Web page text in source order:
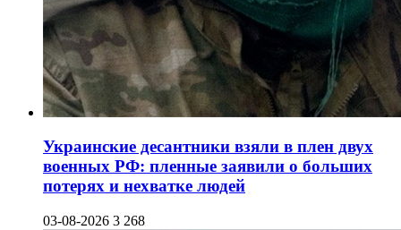
Украинские десантники взяли в плен двух
военных РФ: пленные заявили о больших
потерях и нехватке людей
03-08-2026 3 268